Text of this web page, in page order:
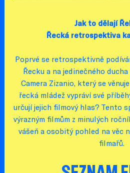
Jak to dělají
Řecká retrospektiva
Poprvé se retrospektivně
Řecku a na jedinečného
Camera Zizanio, který se
řecká mládež vypráví své
určují jejich filmový hlas? Tento
výrazným filmům z minulých
vášeň a osobitý pohled na věc
filmařů.